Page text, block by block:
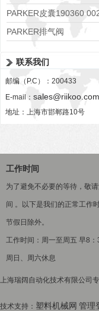
PARKER皮囊190360
PARKER排气阀
联系我们
邮编（P.C）：200433
E-mail： sales@riikoo.com
地址：上海市邯郸路10号
工作时间
为了避免不必要的等待，敬
间 。以下是我们的正常工作
节假日除外。
工作时间：周一至周五 早8
周日、周六休息
上海瑞阔自动化技术有限公司
技术支持： 塑料机械网 管理